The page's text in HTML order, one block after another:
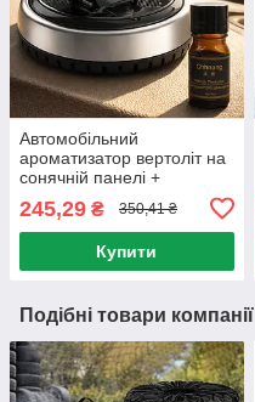
Автомобільний
ароматизатор вертоліт на
сонячній панелі +
Сріблястий / Пахучка в
авто
245,29 ₴ 350,41 ₴
Купити
Подібні товари компанії